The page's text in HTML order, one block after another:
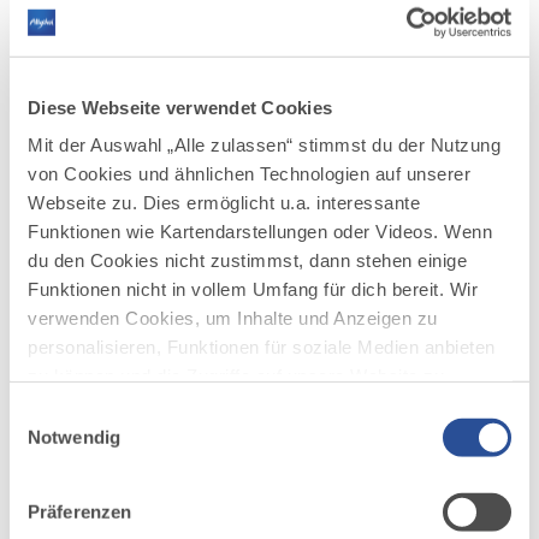
Diese Webseite verwendet Cookies
Mit der Auswahl „Alle zulassen“ stimmst du der Nutzung
von Cookies und ähnlichen Technologien auf unserer
Webseite zu. Dies ermöglicht u.a. interessante
Funktionen wie Kartendarstellungen oder Videos. Wenn
du den Cookies nicht zustimmst, dann stehen einige
Funktionen nicht in vollem Umfang für dich bereit. Wir
verwenden Cookies, um Inhalte und Anzeigen zu
personalisieren, Funktionen für soziale Medien anbieten
deiner Verwendung unserer Website an unsere Partner
möglicherweise mit weiteren Daten zusammen, die du
Notwendig
Präferenzen
Anmeldung in der
16 Uhr am Vortag
Teilnahmegebühr:
7,00 €Erwachsene | mit AWC6,00 €
4,00 €Kinder ab 6 Jahren (bis 15 Jahren) |
mit AWC3,00 €
Mindestteilnehmerzahl: 6 Personen
Höchstteilnehmerzahl: 15 Personen